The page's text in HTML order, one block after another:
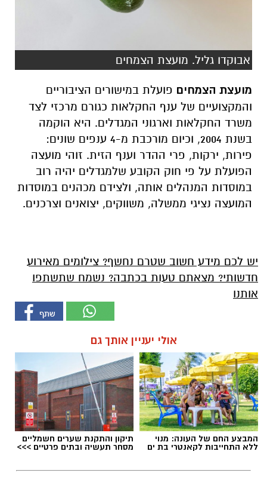
אבוקדו גליל. מועצת הצמחים
מועצת הצמחים פועלת במישורים הציבוריים
והמקצועיים של ענף החקלאות כגורם מרכזי לצד
משרד החקלאות וארגוני המגדלים. היא הוקמה
בשנת 2004, וכיום מורכבת מ-4 ענפים שונים:
פירות, ירקות, פרי ההדר וענף הזית. זוהי מועצה
הפועלת על פי חוק הקובע שלמגדלים יהיה רוב
במוסדות המנהלים אותה, ולצידם מכהנים במוסדות
המועצה נציגי ממשלה, משווקים, יצואנים וצרכנים.
יש לכם מידע חשוב שטרם נחשף? צילומים מאירוע
חדשותי? מצאתם טעות בכתבה? נשמח שתשתפו
אותנו
אולי יעניין אותך גם
המבצע החם של העונה: מנוי
ללא התחייבות לקאנטרי בת ים
תיקון והתקנת שערים חשמליים
מסחר תעשיה ובתים פרטיים >>>